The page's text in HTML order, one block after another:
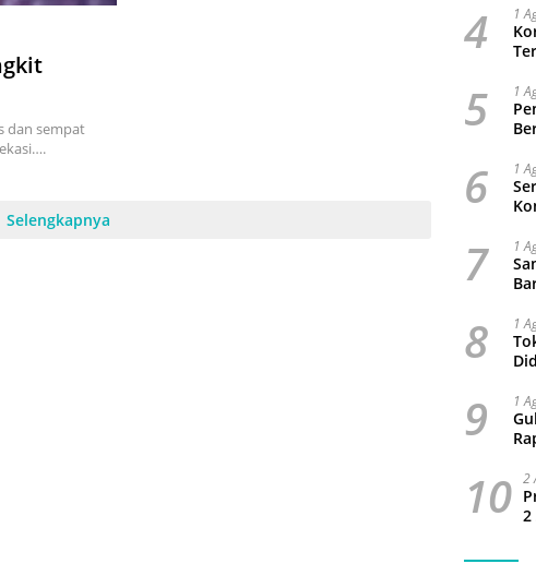
dan sempat
Selengkapnya
4 1
5 1
6 1
7 1
8 1
9 1
10 2
2